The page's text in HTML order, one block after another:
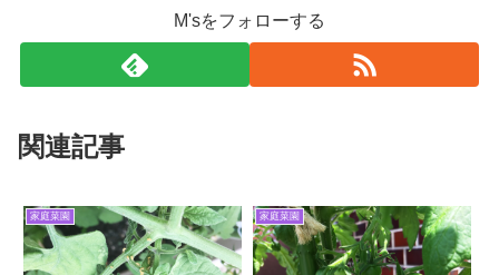
M'sをフォローする
関連記事
家庭菜園 家庭菜園